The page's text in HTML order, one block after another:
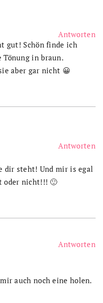
gut! Schön finde ich
Tönung in braun.
aber gar nicht 😀
Antworten
dir steht! Und mir is egal
oder nicht!!! 🙂
Antworten
auch noch eine holen.
Antworten